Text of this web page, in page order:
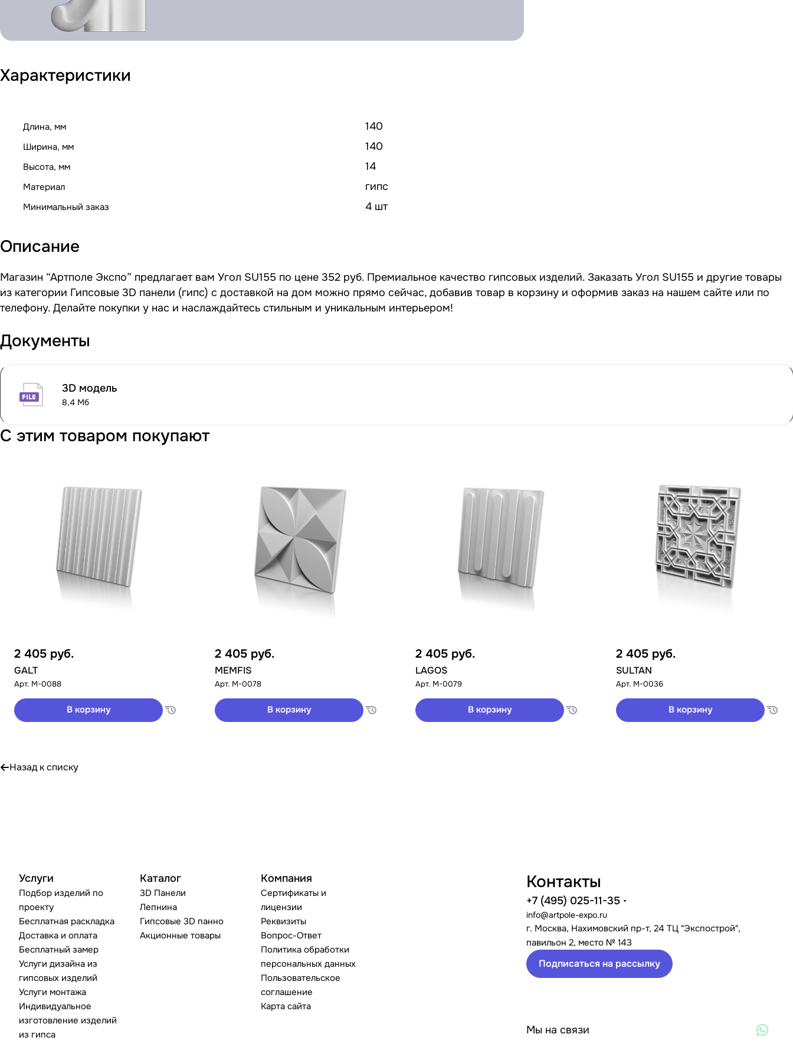
Характеристики
Длина, мм 140
Ширина, мм 140
Высота, мм 14
Материал гипс
Минимальный заказ 4 шт
Описание
Магазин “Артполе Экспо” предлагает вам Угол SU155 по цене 352 руб. Премиальное качество гипсовых изделий. Заказать Угол SU155 и другие товары
из категории Гипсовые 3D панели (гипс) с доставкой на дом можно прямо сейчас, добавив товар в корзину и оформив заказ на нашем сайте или по
телефону. Делайте покупки у нас и наслаждайтесь стильным и уникальным интерьером!
Документы
3D модель
8,4 Мб
С этим товаром покупают
2 405 руб.
GALT
Арт. M-0088
В корзину
2 405 руб.
MEMFIS
Арт. M-0078
В корзину
2 405 руб.
LAGOS
Арт. M-0079
В корзину
2 405 руб.
SULTAN
Арт. M-0036
В корзину
Назад к списку
Услуги
Подбор изделий по
проекту
Бесплатная раскладка
Доставка и оплата
Бесплатный замер
Услуги дизайна из
гипсовых изделий
Услуги монтажа
Индивидуальное
изготовление изделий
из гипса
Каталог
3D Панели
Лепнина
Гипсовые 3D панно
Акционные товары
Компания
Сертификаты и
лицензии
Реквизиты
Вопрос-Ответ
Политика обработки
персональных данных
Пользовательское
соглашение
Карта сайта
Контакты
+7 (495) 025-11-35
info@artpole-expo.ru
г. Москва, Нахимовский пр-т, 24 ТЦ "Экспострой",
павильон 2, место № 143
Подписаться на рассылку
Мы на связи